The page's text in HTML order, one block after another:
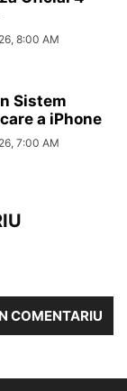
8:00 AM
Sistem
a iPhone
7:00 AM
COMENTARIU